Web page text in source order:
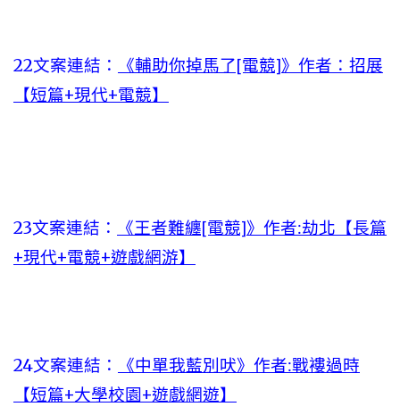
22文案連結：
《輔助你掉馬了[電競]》作者：招展
【短篇+現代+電競】
23文案連結：
《王者難纏[電競]》作者:劫北【長篇
+現代+電競+遊戲網游】
24文案連結：
《中單我藍別吠》作者:戰褸過時
【短篇+大學校園+遊戲網遊】